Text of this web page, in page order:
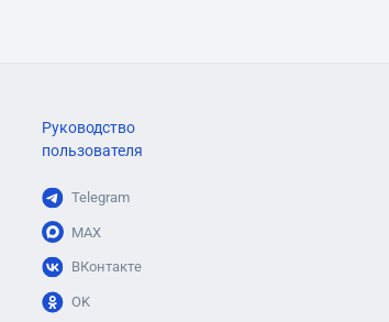
Руководство
пользователя
Telegram
MAX
ВКонтакте
OK